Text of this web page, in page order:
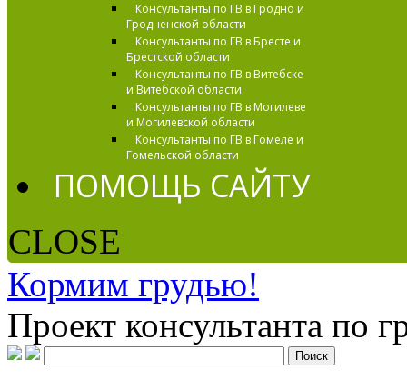
Консультанты по ГВ в Гродно и
Гродненской области
Консультанты по ГВ в Бресте и
Брестской области
Консультанты по ГВ в Витебске
и Витебской области
Консультанты по ГВ в Могилеве
и Могилевской области
Консультанты по ГВ в Гомеле и
Гомельской области
ПОМОЩЬ САЙТУ
CLOSE
Кормим грудью!
Проект консультанта по